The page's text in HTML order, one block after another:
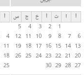
س
ي
ة
أ ا ث أ خ ج
س
1
2
3
4
5
6
7
8
9
10
11
12
13
14
15
16
17
18
19
20
21
22
23
24
25
26
27
28
29
30
أ
4
11
18
25